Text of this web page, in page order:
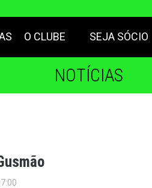
O CLUBE SEJA SÓCIO
NOTÍCIAS